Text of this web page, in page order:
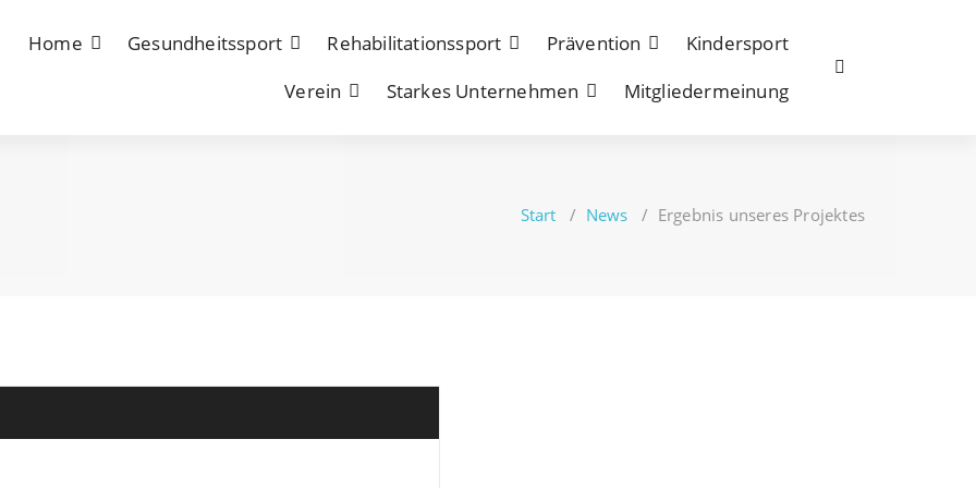
Home Gesundheitssport Rehabilitationssport Prävention
Kindersport
Verein
Starkes Unternehmen Mitgliedermeinung
Start / News / Ergebnis unseres Projektes